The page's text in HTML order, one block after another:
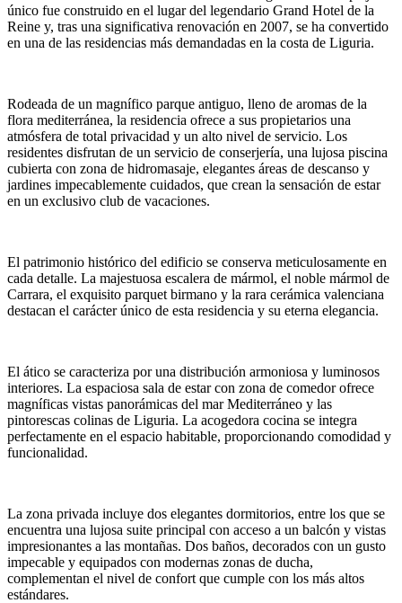
único fue construido en el lugar del legendario Grand Hotel de la
Reine y, tras una significativa renovación en 2007, se ha convertido
en una de las residencias más demandadas en la costa de Liguria.
Rodeada de un magnífico parque antiguo, lleno de aromas de la
flora mediterránea, la residencia ofrece a sus propietarios una
atmósfera de total privacidad y un alto nivel de servicio. Los
residentes disfrutan de un servicio de conserjería, una lujosa piscina
cubierta con zona de hidromasaje, elegantes áreas de descanso y
jardines impecablemente cuidados, que crean la sensación de estar
en un exclusivo club de vacaciones.
El patrimonio histórico del edificio se conserva meticulosamente en
cada detalle. La majestuosa escalera de mármol, el noble mármol de
Carrara, el exquisito parquet birmano y la rara cerámica valenciana
destacan el carácter único de esta residencia y su eterna elegancia.
El ático se caracteriza por una distribución armoniosa y luminosos
interiores. La espaciosa sala de estar con zona de comedor ofrece
magníficas vistas panorámicas del mar Mediterráneo y las
pintorescas colinas de Liguria. La acogedora cocina se integra
perfectamente en el espacio habitable, proporcionando comodidad y
funcionalidad.
La zona privada incluye dos elegantes dormitorios, entre los que se
encuentra una lujosa suite principal con acceso a un balcón y vistas
impresionantes a las montañas. Dos baños, decorados con un gusto
impecable y equipados con modernas zonas de ducha,
complementan el nivel de confort que cumple con los más altos
estándares.